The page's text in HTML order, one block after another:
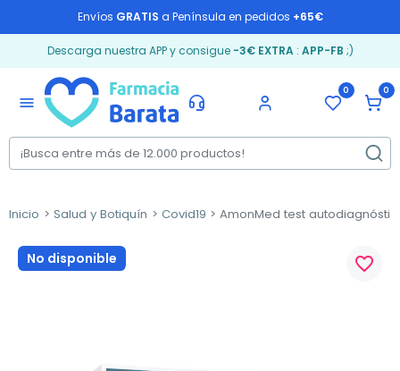
Envíos GRATIS a Península en pedidos +65€
Descarga nuestra APP y consigue -3€ EXTRA: APP-FB ;)
menu
0 0
Inicio Salud y Botiquín Covid19 AmonMed test
No disponible favorite_border